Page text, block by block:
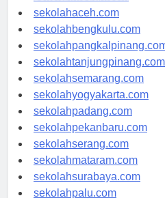
sekolahmedan.com
sekolahaceh.com
sekolahbengkulu.com
sekolahpangkalpinang.com
sekolahtanjungpinang.com
sekolahsemarang.com
sekolahyogyakarta.com
sekolahpadang.com
sekolahpekanbaru.com
sekolahserang.com
sekolahmataram.com
sekolahsurabaya.com